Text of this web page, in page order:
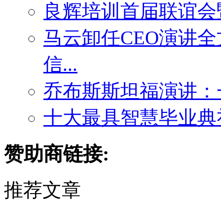
良辉培训首届联谊
马云卸任CEO演讲
信...
乔布斯斯坦福演讲
十大最具智慧毕业
赞助商链接:
推荐文章